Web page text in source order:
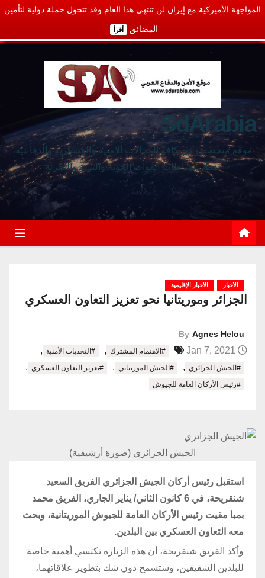
المواجهة الأميركية مع إيران لن تنتهي هذا العام وقد تتحول حملة دولية لتأمين
المضائق أقرأ
SdArabia
موقع متخصص في كافة المجالات الأمنية والعسكرية والدفاعية،
يغطي نشاطات القوات الجوية والبرية والبحرية
الأخبار الأخبار الإقليمية
الجزائر وموريتانيا نحو تعزيز التعاون العسكري
By Agnes Helou
#الاهتمام المشترك , #التحديات الأمنية ,
#الجيش الجزائري , #الجيش الموريتاني , #تعزيز التعاون العسكري ,
#رئيس الأركان العامة للجيوش
الجيش الجزائري (صورة أرشيفية)
استقبل رئيس أركان الجيش الجزائري الفريق السعيد
شنقريحة، في 6 كانون الثاني/ يناير الجاري، الفريق محمد
بمبا مقيت رئيس الأركان العامة للجيوش الموريتانية، وبحث
معه التعاون العسكري بين البلدين.
وأكد الفريق شنقريحة، أن هذه الزيارة تكتسي أهمية خاصة
للبلدين الشقيقين، وستسمح دون شك بتطوير علاقاتهما،